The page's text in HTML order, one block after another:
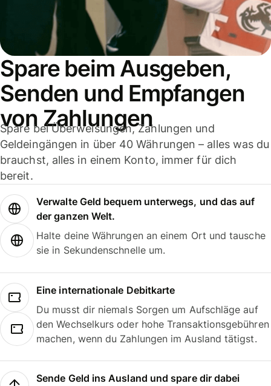
Spare beim Ausgeben,
Senden und Empfangen
von Zahlungen
Spare bei Überweisungen, Zahlungen und
Geldeingängen in über 40 Währungen – alles was du
brauchst, alles in einem Konto, immer für dich
bereit.
Verwalte Geld bequem unterwegs, und das auf
der ganzen Welt.
Halte deine Währungen an einem Ort und tausche
sie in Sekundenschnelle um.
Eine internationale Debitkarte
Du musst dir niemals Sorgen um Aufschläge auf
den Wechselkurs oder hohe Transaktionsgebühren
machen, wenn du Zahlungen im Ausland tätigst.
Sende Geld ins Ausland und spare dir dabei